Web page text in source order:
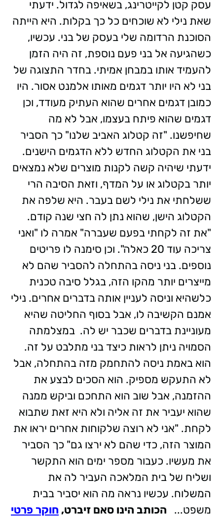
עסק קטן לקייטרינג, בשאיפה לגדול. ידעתי
שאת נילי לא שוכחים כל כך בקלות. היא הייתה
הסוכנת הרדומה שלי בעסק של בני. עכשיו,
כשהגיעה אל בני פעם נוספת, זה היה הזמן
להעמיד אותו במבחן אמיתי. בחדר התצוגה של
בני לא היו יותר דגמים מאותו אלמנט אסור. היו
כמובן דגמים אחרים שהוא העתיק מעודד, וכן
דגמים שהוא פיתח בעצמו, אבל לא מה
שחיפשנו. "זה קטלוג האביב שלנו" כך הסביר
בני את הקטלוג החדש ללא הדגמים הישנים.
ידעתי שיהיה קשה לקנות מוצרים שלא נמצאים
יותר בקטלוג או על המדף, וזאת הסיבה הרי
ששלחתי את נילי לשם בעבר. היא שלפה את
הקטלוג הישן, שהוא נתן לה חצי שנה קודם.
"את זה לקחתי בפעם שעברה" אמרה לו "ואני
צריכה עוד 20 כאלה". וכן סימנה לו פריטים
נוספים. בני ניסה בהתחלה להסביר שהם לא
מייצרים יותר מהקו הזה, בגלל סיבה טכנית
כלשהיא וניסה לעניין אותה בדברים אחרים. נילי
אמנם הקשיבה לו, אבל בסוף החליטה שהיא
מעוניינת בדברים שכבר יש לה. במצלמתה
הסמויה ניתן לראות כיצד בני מתלבט על זה.
הוא באמת ניסה להתחמק מזה בהתחלה, אבל
לא התעקש מספיק. הוא הסכים לבצע את
ההזמנה, אבל שוב הוא התחכם וביקש ממנה
שהוא יעביר את זה אליה ולא היא זאת שתבוא
לקחת. "אני לא רוצה שלקוחות אחרים יראו את
המוצר הזה, כדי שהם לא ירצו גם" כך הסביר
את מעשיו. כעבור מספר ימים הוא התקשר
ושליח של בית המלאכה העביר לה את
המשלוח. עכשיו נראה מה הוא יסביר בבית
משפט...
הכותב הינו סאם זיברט, חוקר פרטי